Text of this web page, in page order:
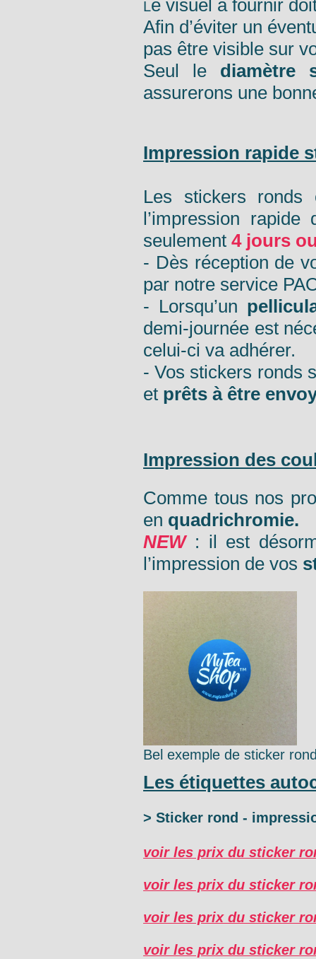
Le visuel à fournir
Afin d’éviter un
pas être visible sur
Seul le diamètre
assurerons une
Impression rapide
Les stickers
l’impression
seulement 4 jours
- Dès réception de
par notre service
- Lorsqu’un
demi-journée est
celui-ci va adhérer.
- Vos stickers ronds
et prêts à être
Impression des
Comme tous nos
en quadrichromie.
NEW : il est
l’impression de vos
Bel exemple de sticker
Les étiquettes
> Sticker rond -
voir les prix du sticker
voir les prix du sticker
voir les prix du sticker
voir les prix du sticker